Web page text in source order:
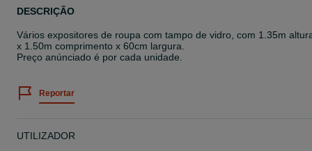
DESCRIÇÃO
Vários expositores de roupa com tampo de vidro, com 1.35m
x 1.50m comprimento x 60cm largura.
Preço anúnciado é por cada unidade.
Reportar
UTILIZADOR